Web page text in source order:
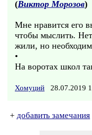
(Виктор Морозов)
Мне нравится его
чтобы мыслить.
жили, но
•
На воротах школ
Хомуций 28.07.2019
+ добавить замечания